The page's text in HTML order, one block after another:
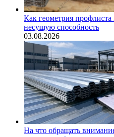
Как геометрия профлиста
несущую способность
03.08.2026
На что обращать